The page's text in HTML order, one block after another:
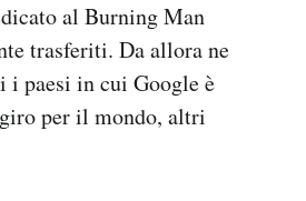
al Burning Man
trasferiti. Da allora ne
paesi in cui Google è
per il mondo, altri